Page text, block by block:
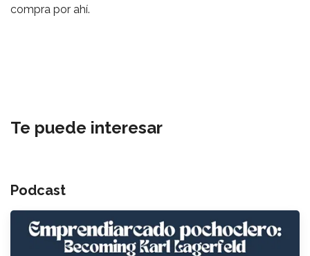
compra por ahí.⁣
Te puede interesar
Podcast